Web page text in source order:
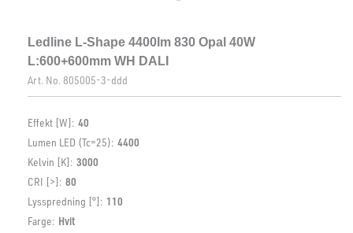
Ledline L-Shape 4400lm 830 Opal 40W
L:600+600mm WH DALI
Art. No. 805005-3-ddd
Effekt [W]: 40
Lumen LED (Tc=25): 4400
Kelvin [K]: 3000
CRI [>]: 80
Lysspredning [°]: 110
Farge: Hvit